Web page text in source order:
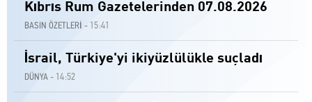
Kıbrıs Rum Gazetelerinden 07.08.2026
BASIN ÖZETLERİ - 15:41
İsrail, Türkiye'yi ikiyüzlülükle suçladı
DÜNYA - 14:52